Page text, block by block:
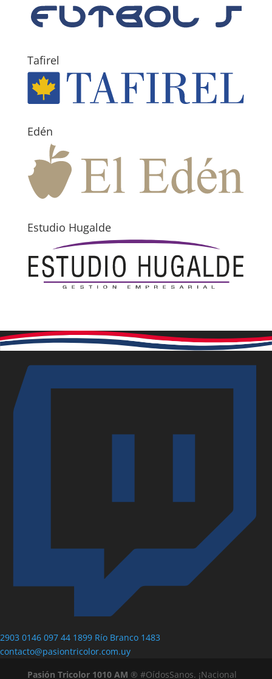
Tafirel
Edén
Estudio Hugalde
2903 0146 097 44 1899 Río Branco 1483
contacto@pasiontricolor.com.uy
Pasión Tricolor 1010 AM ® #OídosSanos. ¡Nacional